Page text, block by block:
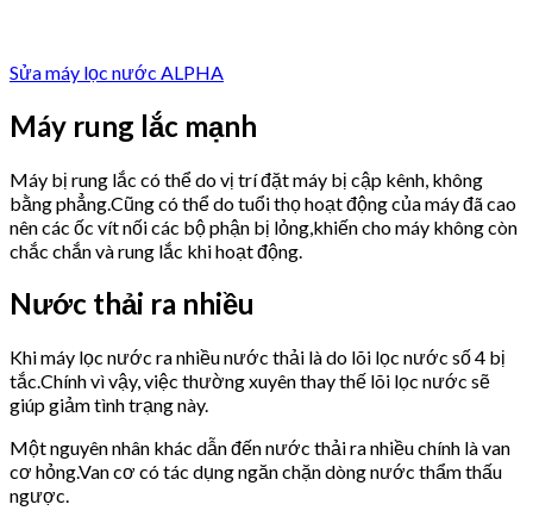
Sửa máy lọc nước ALPHA
Máy rung lắc mạnh
Máy bị rung lắc có thể do vị trí đặt máy bị cập kênh, không
bằng phẳng.Cũng có thể do tuổi thọ hoạt động của máy đã cao
nên các ốc vít nối các bộ phận bị lỏng,khiến cho máy không còn
chắc chắn và rung lắc khi hoạt động.
Nước thải ra nhiều
Khi máy lọc nước ra nhiều nước thải là do lõi lọc nước số 4 bị
tắc.Chính vì vậy, việc thường xuyên thay thế lõi lọc nước sẽ
giúp giảm tình trạng này.
Một nguyên nhân khác dẫn đến nước thải ra nhiều chính là van
cơ hỏng.Van cơ có tác dụng ngăn chặn dòng nước thẩm thấu
ngược.